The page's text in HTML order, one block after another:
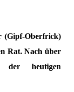
(Gipf-Oberfrick)
Rat. Nach über
heutigen